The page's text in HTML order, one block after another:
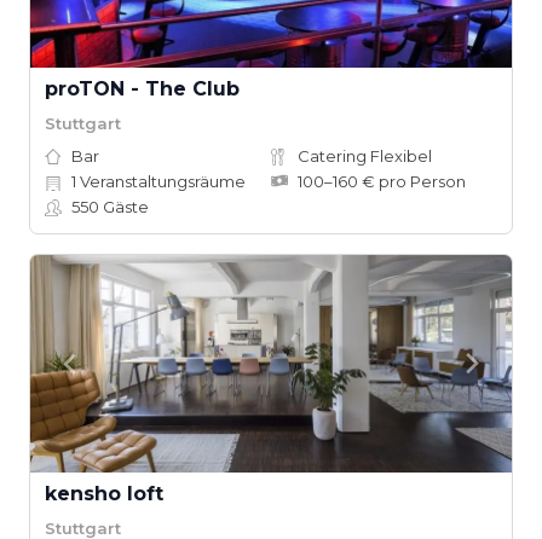
proTON - The Club
Stuttgart
Bar
Catering Flexibel
1 Veranstaltungsräume
100–160 € pro Person
550 Gäste
kensho loft
Stuttgart